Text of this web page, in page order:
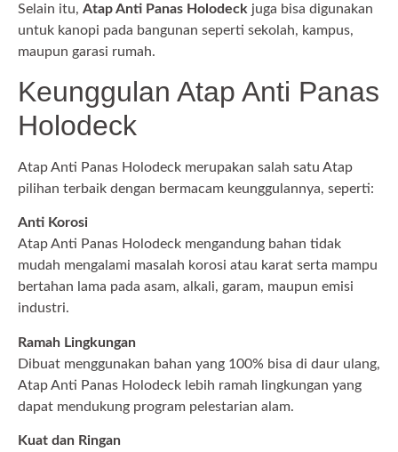
Selain itu, Atap Anti Panas Holodeck juga bisa digunakan
untuk kanopi pada bangunan seperti sekolah, kampus,
maupun garasi rumah.
Keunggulan Atap Anti Panas
Holodeck
Atap Anti Panas Holodeck merupakan salah satu Atap
pilihan terbaik dengan bermacam keunggulannya, seperti:
Anti Korosi
Atap Anti Panas Holodeck mengandung bahan tidak
mudah mengalami masalah korosi atau karat serta mampu
bertahan lama pada asam, alkali, garam, maupun emisi
industri.
Ramah Lingkungan
Dibuat menggunakan bahan yang 100% bisa di daur ulang,
Atap Anti Panas Holodeck lebih ramah lingkungan yang
dapat mendukung program pelestarian alam.
Kuat dan Ringan